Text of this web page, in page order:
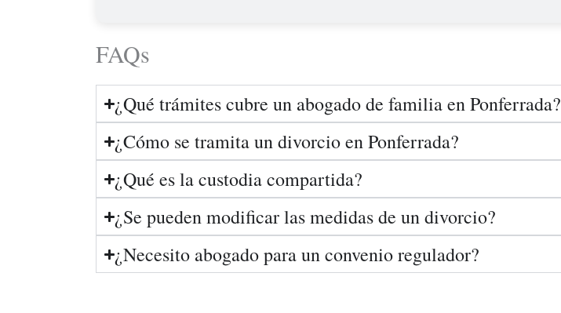
FAQs
¿Qué trámites cubre un abogado de familia en Ponferrada?
¿Cómo se tramita un divorcio en Ponferrada?
¿Qué es la custodia compartida?
¿Se pueden modificar las medidas de un divorcio?
¿Necesito abogado para un convenio regulador?